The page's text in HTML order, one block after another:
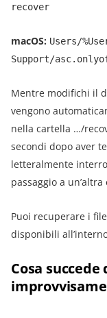
recover
macOS: Users/
Support/
Mentre modifichi il
vengono
nella cartella …/
secondi dopo aver
letteralmente
passaggio a
Puoi recuperare i
disponibili all’interno
Cosa